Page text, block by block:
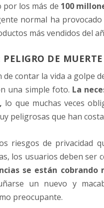
los más de 100
normal ha
más vendidos del
PELIGRO DE MUERTE
de contar la vida a golpe
una simple foto. La
lo que muchas veces
peligrosas que han
riesgos de privacidad
los usuarios deben ser
se están
un nuevo y
preocupante.